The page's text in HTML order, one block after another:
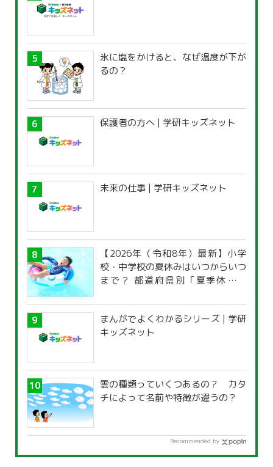
氷に塩をかけると、なぜ温度が下が
るの？
保護者の方へ | 学研キッズネット
未来の仕事 | 学研キッズネット
【2026年（令和8年）最新】小学
校・中学校の夏休みはいつからいつ
まで？ 都道府県別「夏季休暇一
まんがでよくわかるシリーズ | 学研
キッズネット
雲の種類っていくつあるの？ カタ
チによって名前や特徴が違うの？
Recommended by